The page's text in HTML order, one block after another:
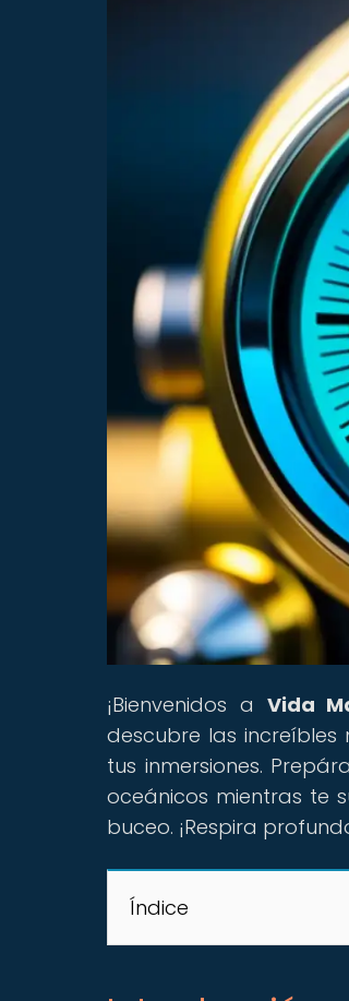
¡Bienvenidos a Vida
descubre las
tus inmersiones.
oceánicos mientras te
buceo. ¡Respira
Índice